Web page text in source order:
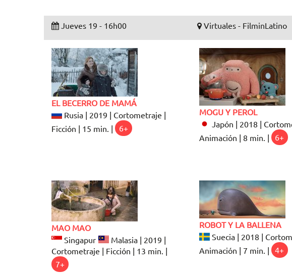
Jueves 19 - 16h00 Virtuales - FilminLatino
EL BECERRO DE MAMÁ
Rusia | 2019 | Cortometraje |
Ficción | 15 min. |
6+
MOGU Y PEROL
Japón | 2018 |
Animación | 8 min. |
6+
MAO MAO
Singapur
Malasia | 2019 |
Cortometraje | Ficción | 13 min. |
7+
ROBOT Y LA BALLENA
Suecia | 2018 |
Animación | 7 min. |
4+